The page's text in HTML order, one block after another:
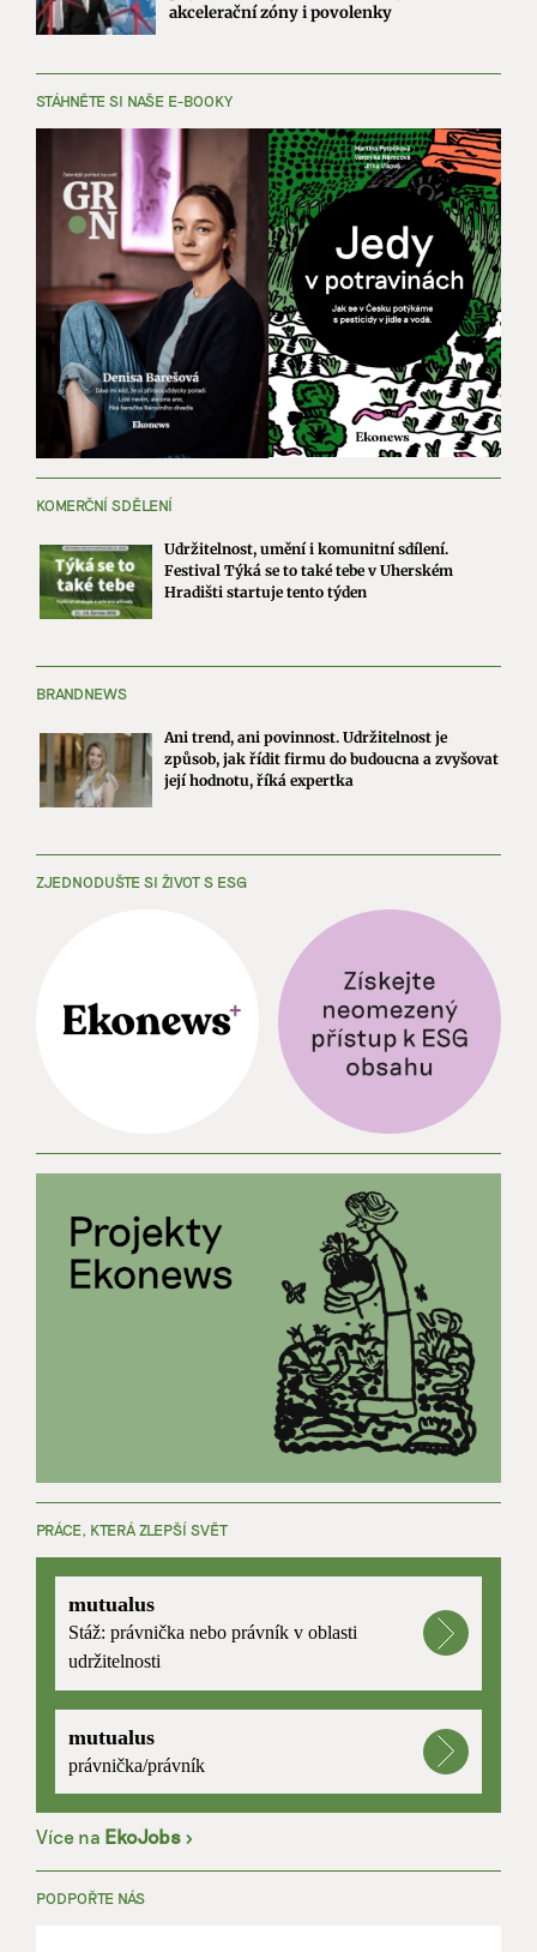
akcelerační zóny i povolenky
STÁHNĚTE SI NAŠE E-BOOKY
KOMERČNÍ SDĚLENÍ
Udržitelnost, umění i komunitní sdílení.
Festival Týká se to také tebe v Uherském
Hradišti startuje tento týden
BRANDNEWS
Ani trend, ani povinnost. Udržitelnost je
způsob, jak řídit firmu do budoucna a zvyšovat
její hodnotu, říká expertka
ZJEDNODUŠTE SI ŽIVOT S ESG
PRÁCE, KTERÁ ZLEPŠÍ SVĚT
mutualus
Stáž: právnička nebo právník v oblasti
udržitelnosti
mutualus
právnička/právník
Více na EkoJobs >
PODPOŘTE NÁS